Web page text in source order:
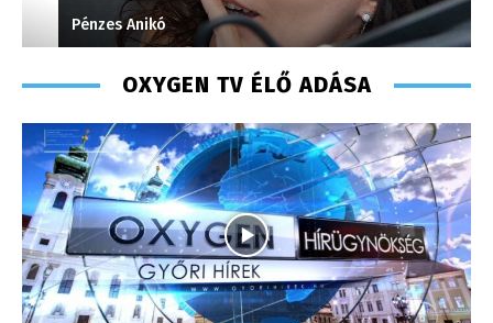
Pénzes Anikó
OXYGEN TV ÉLŐ ADÁSA